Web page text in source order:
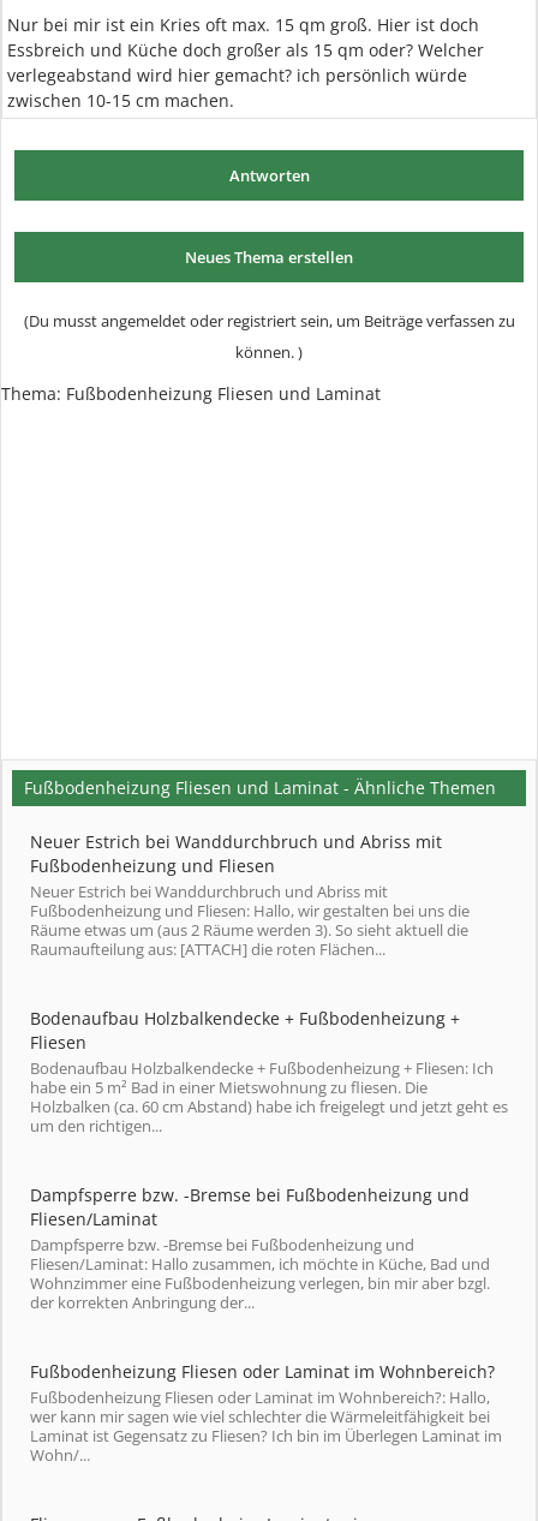
Nur bei mir ist ein Kries oft max. 15 qm groß. Hier ist doch
Essbreich und Küche doch großer als 15 qm oder? Welcher
verlegeabstand wird hier gemacht? ich persönlich würde
zwischen 10-15 cm machen.
Antworten
Neues Thema erstellen
(Du musst angemeldet oder registriert sein, um Beiträge verfassen zu
können. )
Thema: Fußbodenheizung Fliesen und Laminat
Fußbodenheizung Fliesen und Laminat - Ähnliche Themen
Neuer Estrich bei Wanddurchbruch und Abriss mit
Fußbodenheizung und Fliesen
Neuer Estrich bei Wanddurchbruch und Abriss mit
Fußbodenheizung und Fliesen: Hallo, wir gestalten bei uns die
Räume etwas um (aus 2 Räume werden 3). So sieht aktuell die
Raumaufteilung aus: [ATTACH] die roten Flächen...
Bodenaufbau Holzbalkendecke + Fußbodenheizung +
Fliesen
Bodenaufbau Holzbalkendecke + Fußbodenheizung + Fliesen: Ich
habe ein 5 m² Bad in einer Mietswohnung zu fliesen. Die
Holzbalken (ca. 60 cm Abstand) habe ich freigelegt und jetzt geht es
um den richtigen...
Dampfsperre bzw. -Bremse bei Fußbodenheizung und
Fliesen/Laminat
Dampfsperre bzw. -Bremse bei Fußbodenheizung und
Fliesen/Laminat: Hallo zusammen, ich möchte in Küche, Bad und
Wohnzimmer eine Fußbodenheizung verlegen, bin mir aber bzgl.
der korrekten Anbringung der...
Fußbodenheizung Fliesen oder Laminat im Wohnbereich?
Fußbodenheizung Fliesen oder Laminat im Wohnbereich?: Hallo,
wer kann mir sagen wie viel schlechter die Wärmeleitfähigkeit bei
Laminat ist Gegensatz zu Fliesen? Ich bin im Überlegen Laminat im
Wohn/...